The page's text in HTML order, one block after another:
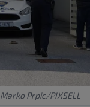
Marko Prpic/PIXSELL